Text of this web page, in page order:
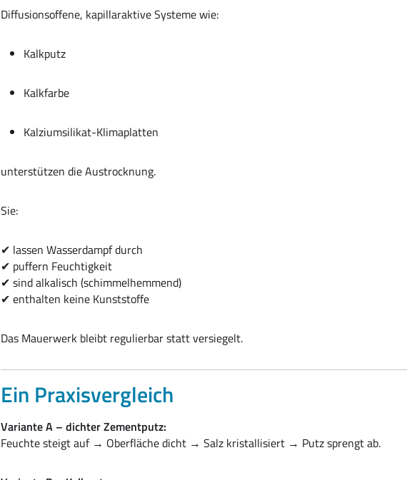
Diffusionsoffene, kapillaraktive Systeme wie:
Kalkputz
Kalkfarbe
Kalziumsilikat-Klimaplatten
unterstützen die Austrocknung.
Sie:
✔ lassen Wasserdampf durch
✔ puffern Feuchtigkeit
✔ sind alkalisch (schimmelhemmend)
✔ enthalten keine Kunststoffe
Das Mauerwerk bleibt regulierbar statt versiegelt.
Ein Praxisvergleich
Variante A – dichter Zementputz:
Feuchte steigt auf → Oberfläche dicht → Salz kristallisiert → Putz sprengt ab.